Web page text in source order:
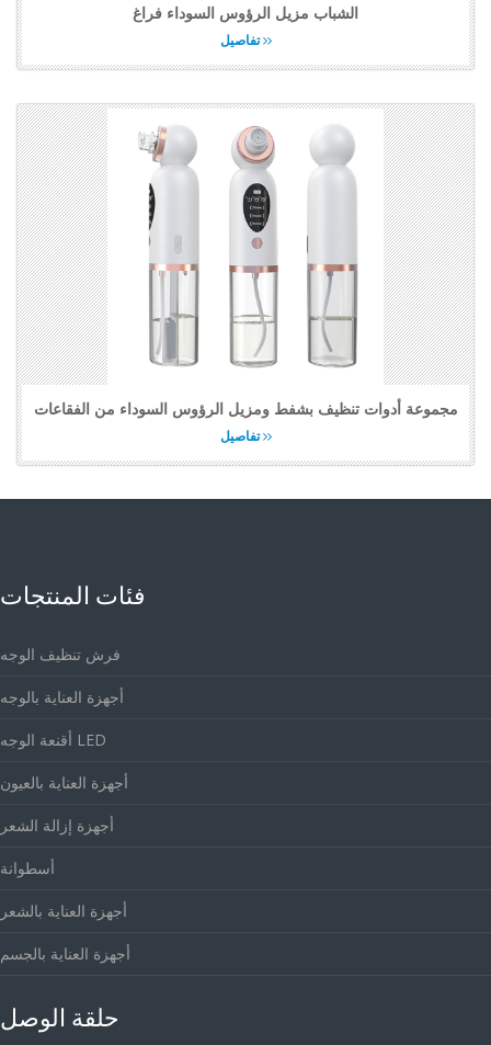
الشباب مزيل الرؤوس السوداء فراغ
تفاصيل
مجموعة أدوات تنظيف بشفط ومزيل الرؤوس السوداء من الفقاعات
تفاصيل
فئات المنتجات
فرش تنظيف الوجه
أجهزة العناية بالوجه
أقنعة الوجه LED
أجهزة العناية بالعيون
أجهزة إزالة الشعر
أسطوانة
أجهزة العناية بالشعر
أجهزة العناية بالجسم
حلقة الوصل